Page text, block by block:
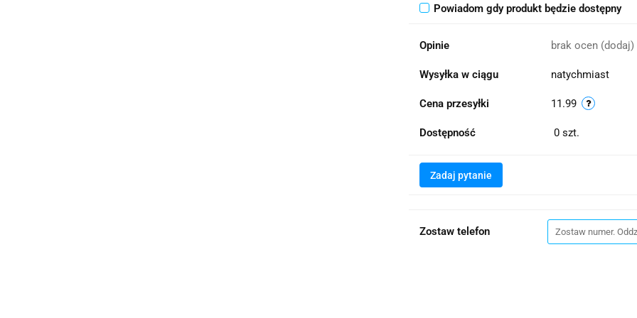
Powiadom gdy produkt będzie dostępny
Opinie brak ocen (dodaj)
Wysyłka w ciągu natychmiast
Cena przesyłki 11.99
Dostępność 0 szt.
Zadaj pytanie
Zostaw telefon